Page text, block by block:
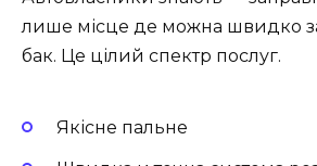
лише місце де можна швидко
бак. Це цілий спектр послуг.
Якісне пальне